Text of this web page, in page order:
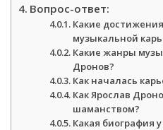
Вопрос-ответ:
Какие
музыкальной
Какие жанры
Дронов?
Как началась
Как Ярослав
шаманством?
Какая биография